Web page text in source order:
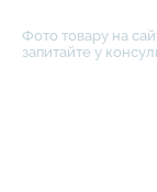
Фото товару на
запитайте у